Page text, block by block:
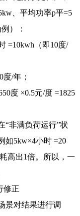
、平均功率p平=5
）：
=10kwh（即10度/
/年；
度 ×0.5元/度 =1825
“非满负荷运行”状
如5kw×4小时 =20
高出1倍。所以，一
修正
景对结果进行调